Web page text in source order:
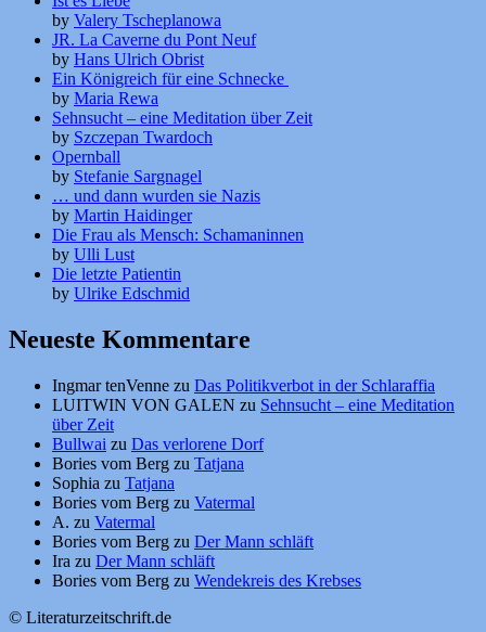
by Valery Tscheplanowa
JR. La Caverne du Pont Neuf
by Hans Ulrich Obrist
Ein Königreich für eine Schnecke
by Maria Rewa
Sehnsucht – eine Meditation über Zeit
by Szczepan Twardoch
Opernball
by Stefanie Sargnagel
… und dann wurden sie Nazis
by Martin Haidinger
Die Frau als Mensch: Schamaninnen
by Ulli Lust
Die letzte Patientin
by Ulrike Edschmid
Neueste Kommentare
Ingmar tenVenne zu Das Politikverbot in der Schlaraffia
LUITWIN VON GALEN zu Sehnsucht – eine Meditation
über Zeit
Bullwai zu Das verlorene Dorf
Bories vom Berg zu Tatjana
Sophia zu Tatjana
Bories vom Berg zu Vatermal
A. zu Vatermal
Bories vom Berg zu Der Mann schläft
Ira zu Der Mann schläft
Bories vom Berg zu Wendekreis des Krebses
© Literaturzeitschrift.de